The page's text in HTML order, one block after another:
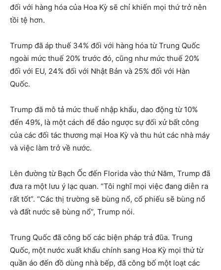
đối với hàng hóa của Hoa Kỳ sẽ chỉ khiến mọi thứ trở nên
tồi tệ hơn.
Trump đã áp thuế 34% đối với hàng hóa từ Trung Quốc
ngoài mức thuế 20% trước đó, cũng như mức thuế 20%
đối với EU, 24% đối với Nhật Bản và 25% đối với Hàn
Quốc.
Trump đã mô tả mức thuế nhập khẩu, dao động từ 10%
đến 49%, là một cách để đảo ngược sự đối xử bất công
của các đối tác thương mại Hoa Kỳ và thu hút các nhà máy
và việc làm trở về nước.
Lên đường từ Bạch Ốc đến Florida vào thứ Năm, Trump đã
đưa ra một lưu ý lạc quan. “Tôi nghĩ mọi việc đang diễn ra
rất tốt”. “Các thị trường sẽ bùng nổ, cổ phiếu sẽ bùng nổ
và đất nước sẽ bùng nổ”, Trump nói.
Trung Quốc đã công bố các biện pháp trả đũa. Trung
Quốc, một nước xuất khẩu chính sang Hoa Kỳ mọi thứ từ
quần áo đến đồ dùng nhà bếp, đã công bố một loạt các